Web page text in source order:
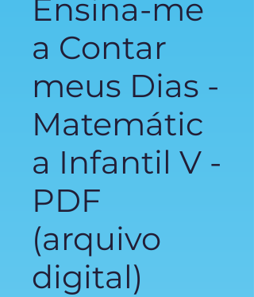
Ensina-me
a Contar
meus Dias -
Matemátic
a Infantil V -
PDF
(arquivo
digital)